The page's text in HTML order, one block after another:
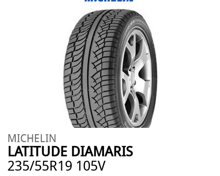
MICHELIN
LATITUDE DIAMARIS
235/55R19 105V